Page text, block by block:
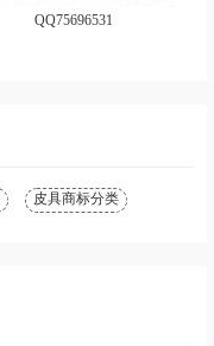
QQ75696531
皮具商标分类